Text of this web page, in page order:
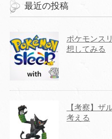
最近の投稿
ポケモンス
想してみる
【考察】ザ
考える